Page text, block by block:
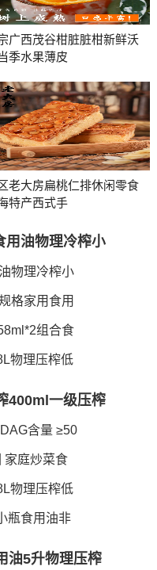
广西茂谷柑脏脏柑新鲜沃
季水果薄皮
老大房扁桃仁排休闲零食
特产西式手
用油物理冷榨小
物理冷榨小
格家用食用
组合食
物理压榨低
400ml一级压榨
含量 ≥50
家庭炒菜食
物理压榨低
瓶食用油非
油5升物理压榨